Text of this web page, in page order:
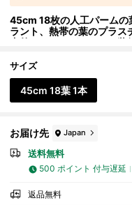
45cm 18枚の人工パームの
ラント、熱帯の葉のプラス
内外のホームガーデンの装
サイズ
45cm 18葉 1本
お届け先 Japan
送料無料
500 ポイント 付与遅延
返品無料